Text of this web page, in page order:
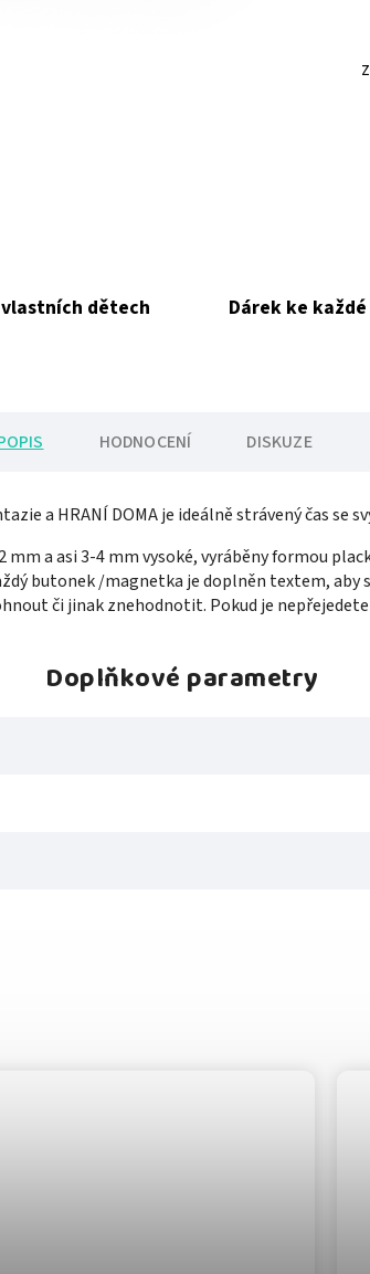
dětech Dárek ke
HODNOCENÍ DISKUZE
a HRANÍ DOMA je ideálně strávený čas se
a asi 3-4 mm vysoké, vyráběny formou
butonek /magnetka je doplněn textem,
či jinak znehodnotit. Pokud je
Doplňkové parametry